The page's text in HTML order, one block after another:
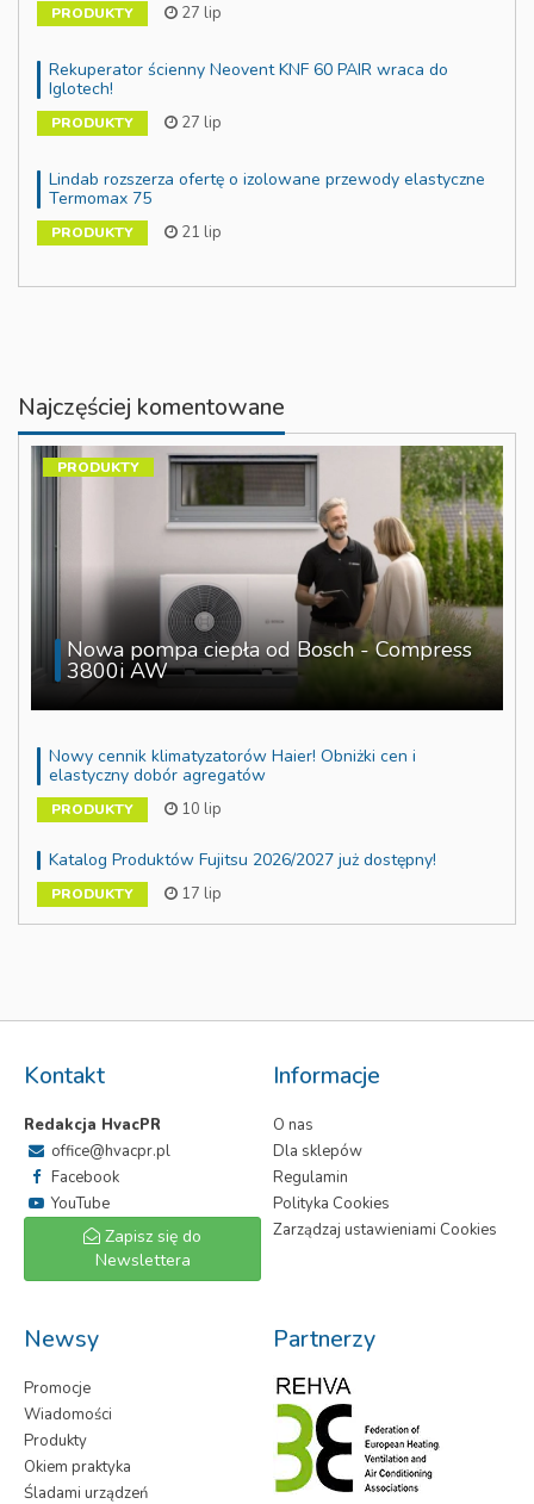
PRODUKTY 27 lip
Rekuperator ścienny Neovent KNF 60 PAIR wraca do
Iglotech!
PRODUKTY 27 lip
Lindab rozszerza ofertę o izolowane przewody elastyczne
Termomax 75
PRODUKTY 21 lip
Najczęściej komentowane
Nowa pompa ciepła od Bosch - Compress
3800i AW
PRODUKTY
Nowy cennik klimatyzatorów Haier! Obniżki cen i
elastyczny dobór agregatów
PRODUKTY 10 lip
Katalog Produktów Fujitsu 2026/2027 już dostępny!
PRODUKTY 17 lip
Kontakt
Redakcja HvacPR
office@hvacpr.pl
Facebook
YouTube
Zapisz się do
Newslettera
Informacje
O nas
Dla sklepów
Regulamin
Polityka Cookies
Zarządzaj ustawieniami Cookies
Newsy
Promocje
Wiadomości
Produkty
Okiem praktyka
Śladami urządzeń
Partnerzy